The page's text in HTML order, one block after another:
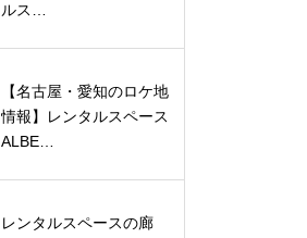
ルス…
【名古屋・愛知のロケ地
情報】レンタルスペース
ALBE…
レンタルスペースの廊